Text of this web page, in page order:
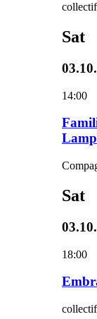
Sat
03.10.
14:00
Sat
03.10.
18:00